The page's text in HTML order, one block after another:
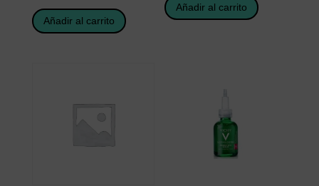
Añadir al carrito
Añadir al carrito